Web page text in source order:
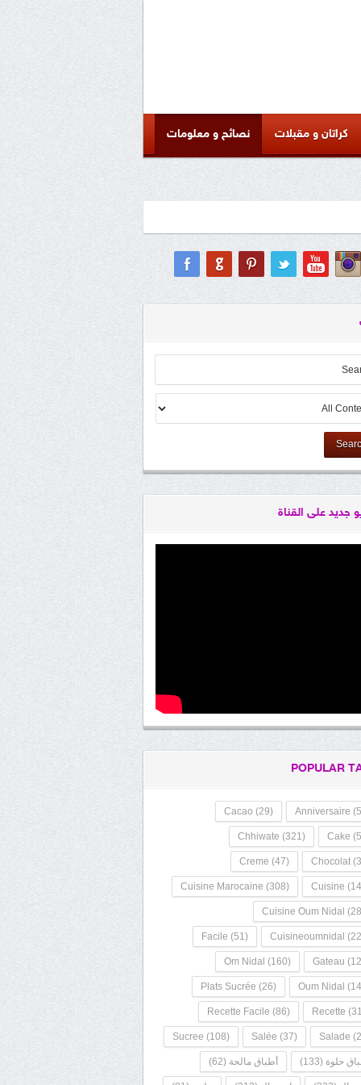
كراتان و مقبلات نصائح و معلومات
جديد على القناة
POPULAR
Anniversaire
Cacao (29)
Cake
Chhiwate (321)
Chocolat
Creme (47)
Cuisine
Cuisine Marocaine (308)
Cuisine Oum Nidal
Cuisineoumnidal
Facile (51)
Gateau
Om Nidal (160)
Oum Nidal
Plats Sucrée (26)
Recette
Recette Facile (86)
Salade
Salée (37)
Sucree (108)
حلوة (133) أطباق مالحة (62)